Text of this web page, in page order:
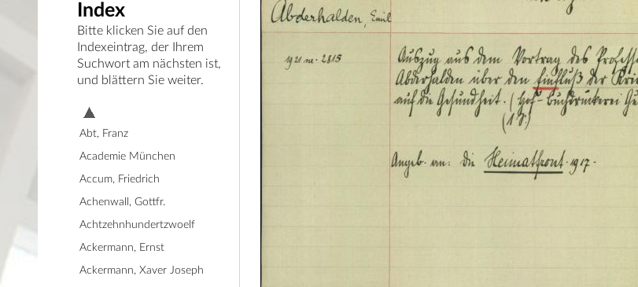
Index
Bitte klicken Sie auf den
Indexeintrag, der Ihrem
Suchwort am nächsten ist,
und blättern Sie weiter.
Abt, Franz
Academie München
Accum, Friedrich
Achenwall, Gottfr.
Achtzehnhundertzwoelf
Ackermann, Ernst
Ackermann, Xaver Joseph